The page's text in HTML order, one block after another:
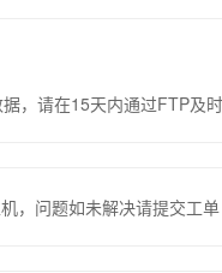
，请在15天内通过FTP及
，问题如未解决请提交工单